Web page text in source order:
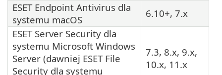
ESET Endpoint Antivirus dla
systemu macOS
6.10+, 7.x
ESET Server Security dla
systemu Microsoft Windows
Server (dawniej ESET File
Security dla systemu
7.3, 8.x, 9.x,
10.x, 11.x